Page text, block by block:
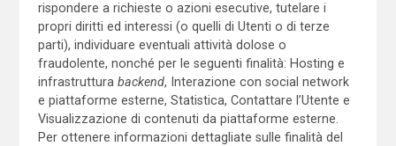
rispondere a richieste o azioni esecutive, tutelare i
propri diritti ed interessi (o quelli di Utenti o di terze
parti), individuare eventuali attività dolose o
fraudolente, nonché per le seguenti finalità: Hosting e
infrastruttura backend, Interazione con social network
e piattaforme esterne, Statistica, Contattare l’Utente e
Visualizzazione di contenuti da piattaforme esterne.
Per ottenere informazioni dettagliate sulle finalità del